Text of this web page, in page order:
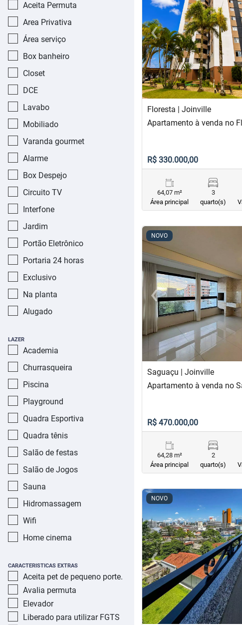
Aceita Permuta
Area Privativa
Área serviço
Box banheiro
Closet
DCE
Lavabo
Mobiliado
Varanda gourmet
Alarme
Box Despejo
Circuito TV
Interfone
Jardim
Portão Eletrônico
Portaria 24 horas
Exclusivo
Na planta
Alugado
LAZER
Academia
Churrasqueira
Piscina
Playground
Quadra Esportiva
Quadra tênis
Salão de festas
Salão de Jogos
Sauna
Hidromassagem
Wifi
Home cinema
CARACTERISTICAS EXTRAS
Aceita pet de pequeno porte.
Avalia permuta
Elevador
Liberado para utilizar FGTS
‹Previous
Floresta | Joinville
Apartamento à venda no
R$ 330.000,00
64,07 m²
Área principal
3
quarto(s)
NOVO
< <<<
‹
Previous
Saguaçu | Joinville
Apartamento à venda no
R$ 470.000,00
64,28 m²
Área principal
2
quarto(s)
NOVO
<<<<
‹Previous